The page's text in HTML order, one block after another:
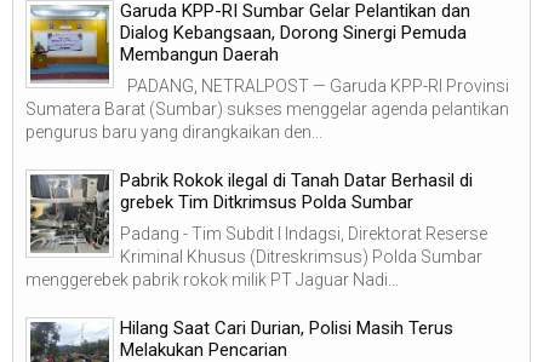
Garuda KPP-RI Sumbar Gelar Pelantikan dan
Dialog Kebangsaan, Dorong Sinergi Pemuda
Membangun Daerah
PADANG, NETRALPOST — Garuda KPP-RI Provinsi
Sumatera Barat (Sumbar) sukses menggelar agenda pelantikan
pengurus baru yang dirangkaikan den...
Pabrik Rokok ilegal di Tanah Datar Berhasil di
grebek Tim Ditkrimsus Polda Sumbar
Padang - Tim Subdit I Indagsi, Direktorat Reserse
Kriminal Khusus (Ditreskrimsus) Polda Sumbar
menggerebek pabrik rokok milik PT Jaguar Nadi...
Hilang Saat Cari Durian, Polisi Masih Terus
Melakukan Pencarian